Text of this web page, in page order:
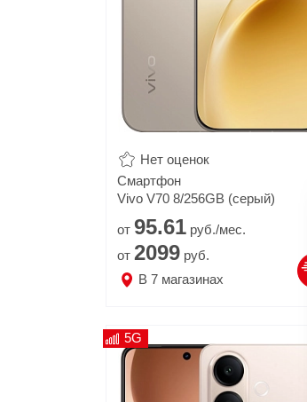
Нет оценок
Смартфон
Vivo V70 8/256GB (серый)
от 95.61 руб./мес.
от 2099 руб.
В 7 магазинах
5G